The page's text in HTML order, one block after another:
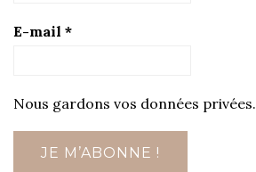
E-mail *
Nous gardons vos données privées.